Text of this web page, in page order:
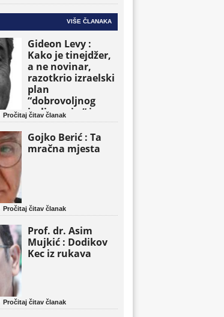
VIŠE ČLANAKA
Gideon Levy :
Kako je tinejdžer,
a ne novinar,
razotkrio izraelski
plan
“dobrovoljnog
iseljavanja ” iz
Gaze
Pročitaj čitav članak
Gojko Berić : Ta
mračna mjesta
Pročitaj čitav članak
Prof. dr. Asim
Mujkić : Dodikov
Kec iz rukava
Pročitaj čitav članak